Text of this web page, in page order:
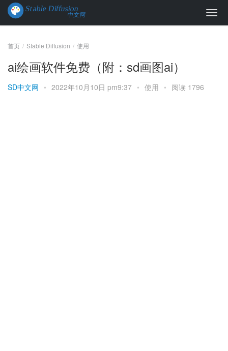
首页 Stable Diffusion 使用
ai绘画软件免费（附：sd画图ai）
SD中文网 • 2022年10月10日 pm9:37 • 使用 • 阅读 1796